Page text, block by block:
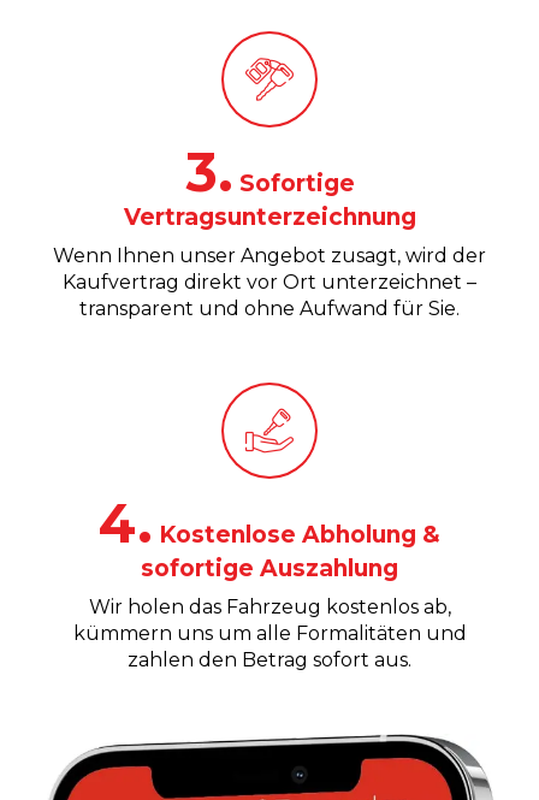
3. Sofortige
Vertragsunterzeichnung
Wenn Ihnen unser Angebot zusagt, wird der
Kaufvertrag direkt vor Ort unterzeichnet –
transparent und ohne Aufwand für Sie.
4. Kostenlose Abholung &
sofortige Auszahlung
Wir holen das Fahrzeug kostenlos ab,
kümmern uns um alle Formalitäten und
zahlen den Betrag sofort aus.